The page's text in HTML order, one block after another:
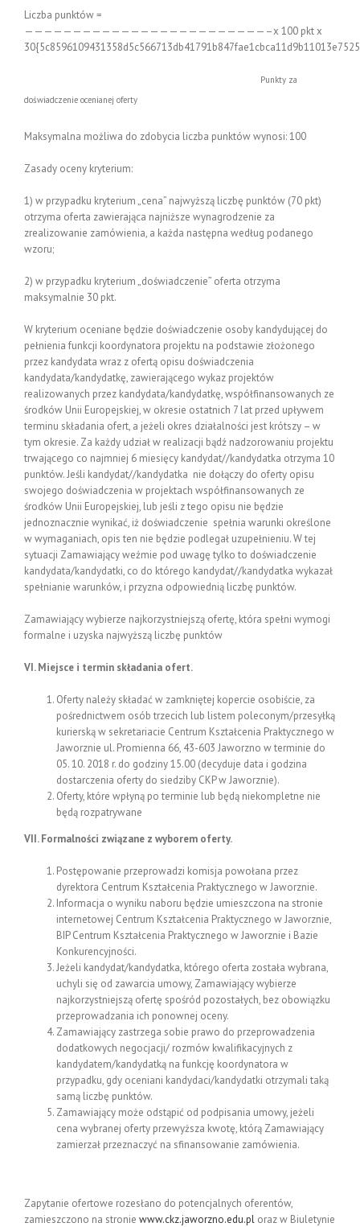
Liczba punktów =
—————————————————————————–x 100 pkt x
Punkty za
doświadczenie ocenianej oferty
Maksymalna możliwa do zdobycia liczba punktów wynosi: 100
Zasady oceny kryterium:
1) w przypadku kryterium „cena” najwyższą liczbę punktów (70 pkt)
otrzyma oferta zawierająca najniższe wynagrodzenie za
zrealizowanie zamówienia, a każda następna według podanego
wzoru;
2) w przypadku kryterium „doświadczenie” oferta otrzyma
maksymalnie 30 pkt.
W kryterium oceniane będzie doświadczenie osoby kandydującej do
pełnienia funkcji koordynatora projektu na podstawie złożonego
przez kandydata wraz z ofertą opisu doświadczenia
kandydata/kandydatkę, zawierającego wykaz projektów
realizowanych przez kandydata/kandydatkę, współfinansowanych ze
środków Unii Europejskiej, w okresie ostatnich 7 lat przed upływem
terminu składania ofert, a jeżeli okres działalności jest krótszy – w
tym okresie. Za każdy udział w realizacji bądź nadzorowaniu projektu
trwającego co najmniej 6 miesięcy kandydat//kandydatka otrzyma 10
punktów. Jeśli kandydat//kandydatka nie dołączy do oferty opisu
swojego doświadczenia w projektach współfinansowanych ze
środków Unii Europejskiej, lub jeśli z tego opisu nie będzie
jednoznacznie wynikać, iż doświadczenie spełnia warunki określone
w wymaganiach, opis ten nie będzie podlegał uzupełnieniu. W tej
sytuacji Zamawiający weźmie pod uwagę tylko to doświadczenie
kandydata/kandydatki, co do którego kandydat//kandydatka wykazał
spełnianie warunków, i przyzna odpowiednią liczbę punktów.
Zamawiający wybierze najkorzystniejszą ofertę, która spełni wymogi
formalne i uzyska najwyższą liczbę punktów
VI. Miejsce i termin składania ofert.
Oferty należy składać w zamkniętej kopercie osobiście, za
pośrednictwem osób trzecich lub listem poleconym/przesyłką
kurierską w sekretariacie Centrum Kształcenia Praktycznego w
Jaworznie ul. Promienna 66, 43-603 Jaworzno w terminie do
05. 10. 2018 r. do godziny 15.00 (decyduje data i godzina
dostarczenia oferty do siedziby CKP w Jaworznie).
Oferty, które wpłyną po terminie lub będą niekompletne nie
będą rozpatrywane
VII. Formalności związane z wyborem oferty.
Postępowanie przeprowadzi komisja powołana przez
dyrektora Centrum Kształcenia Praktycznego w Jaworznie.
Informacja o wyniku naboru będzie umieszczona na stronie
internetowej Centrum Kształcenia Praktycznego w Jaworznie,
BIP Centrum Kształcenia Praktycznego w Jaworznie i Bazie
Konkurencyjności.
Jeżeli kandydat/kandydatka, którego oferta została wybrana,
uchyli się od zawarcia umowy, Zamawiający wybierze
najkorzystniejszą ofertę spośród pozostałych, bez obowiązku
przeprowadzania ich ponownej oceny.
Zamawiający zastrzega sobie prawo do przeprowadzenia
dodatkowych negocjacji/ rozmów kwalifikacyjnych z
kandydatem/kandydatką na funkcję koordynatora w
przypadku, gdy oceniani kandydaci/kandydatki otrzymali taką
samą liczbę punktów.
Zamawiający może odstąpić od podpisania umowy, jeżeli
cena wybranej oferty przewyższa kwotę, którą Zamawiający
zamierzał przeznaczyć na sfinansowanie zamówienia.
Zapytanie ofertowe rozesłano do potencjalnych oferentów,
zamieszczono na stronie www.ckz.jaworzno.edu.pl oraz w Biuletynie